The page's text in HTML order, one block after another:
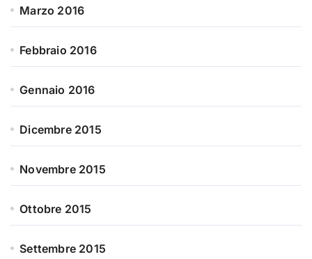
Marzo 2016
Febbraio 2016
Gennaio 2016
Dicembre 2015
Novembre 2015
Ottobre 2015
Settembre 2015